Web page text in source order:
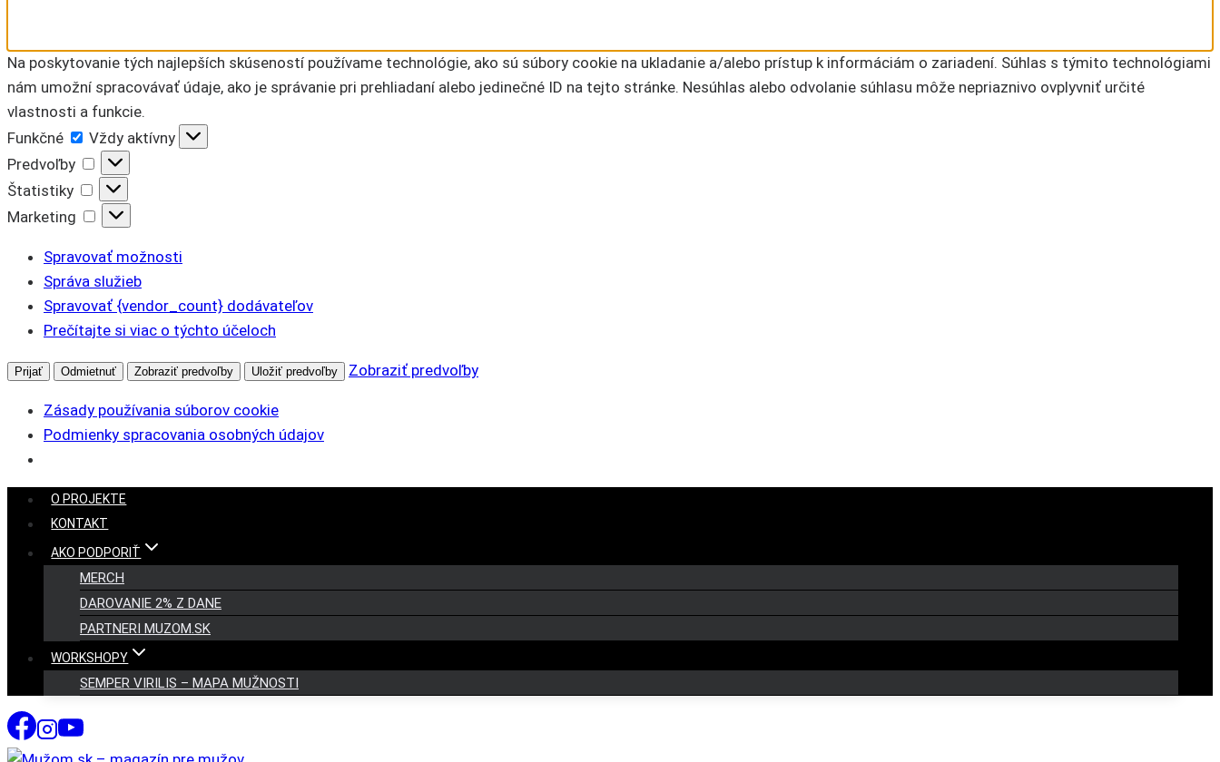
Na poskytovanie tých najlepších skúseností používame technológie, ako sú súbory cookie na ukladanie a/alebo prístup k informáciám o zariadení. Súhlas s týmito technológiami
nám umožní spracovávať údaje, ako je správanie pri prehliadaní alebo jedinečné ID na tejto stránke. Nesúhlas alebo odvolanie súhlasu môže nepriaznivo ovplyvniť určité
vlastnosti a funkcie.
Funkčné
Funkčné
Vždy aktívny
Predvoľby
Predvoľby
Štatistiky
Štatistiky
Marketing
Marketing
Spravovať možnosti
Správa služieb
Spravovať {vendor_count} dodávateľov
Prečítajte si viac o týchto účeloch
Prijať Odmietnuť Zobraziť predvoľby Uložiť predvoľby Zobraziť predvoľby
Zásady používania súborov cookie
Podmienky spracovania osobných údajov
Skip
content
O PROJEKTE
KONTAKT
AKO PODPORIŤ
MERCH
DAROVANIE 2% Z DANE
PARTNERI MUZOM.SK
WORKSHOPY
SEMPER VIRILIS – MAPA MUŽNOSTI